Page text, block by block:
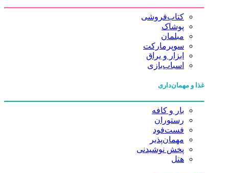
کتاب‌فروشی
پوشاک
مبلمان
سوپرمارکت
ابزار و یراق
اسباب‌بازی
غذا و مهمان‌داری
بار و کافه
رستوران
فست‌فود
مهمان‌پذیر
پخش نوشیدنی
هتل